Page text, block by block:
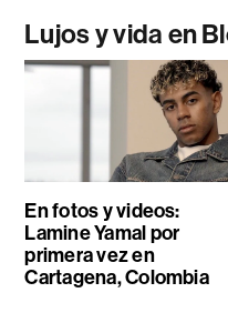
Lujos y vida en
En fotos y videos:
Lamine Yamal por
primera vez en
Cartagena, Colombia